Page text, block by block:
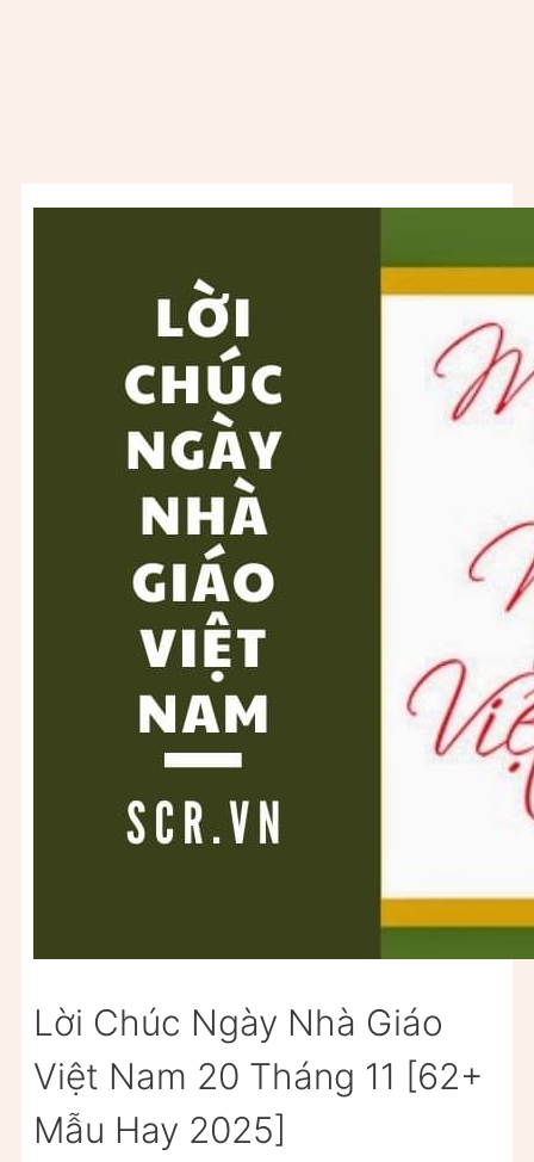
Lời Chúc Ngày Nhà Giáo
Việt Nam 20 Tháng 11 [62+
Mẫu Hay 2025]